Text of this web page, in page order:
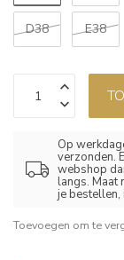
D38 E38
Op
verzonden.
webshop
langs. Maat
je
Toevoegen om te